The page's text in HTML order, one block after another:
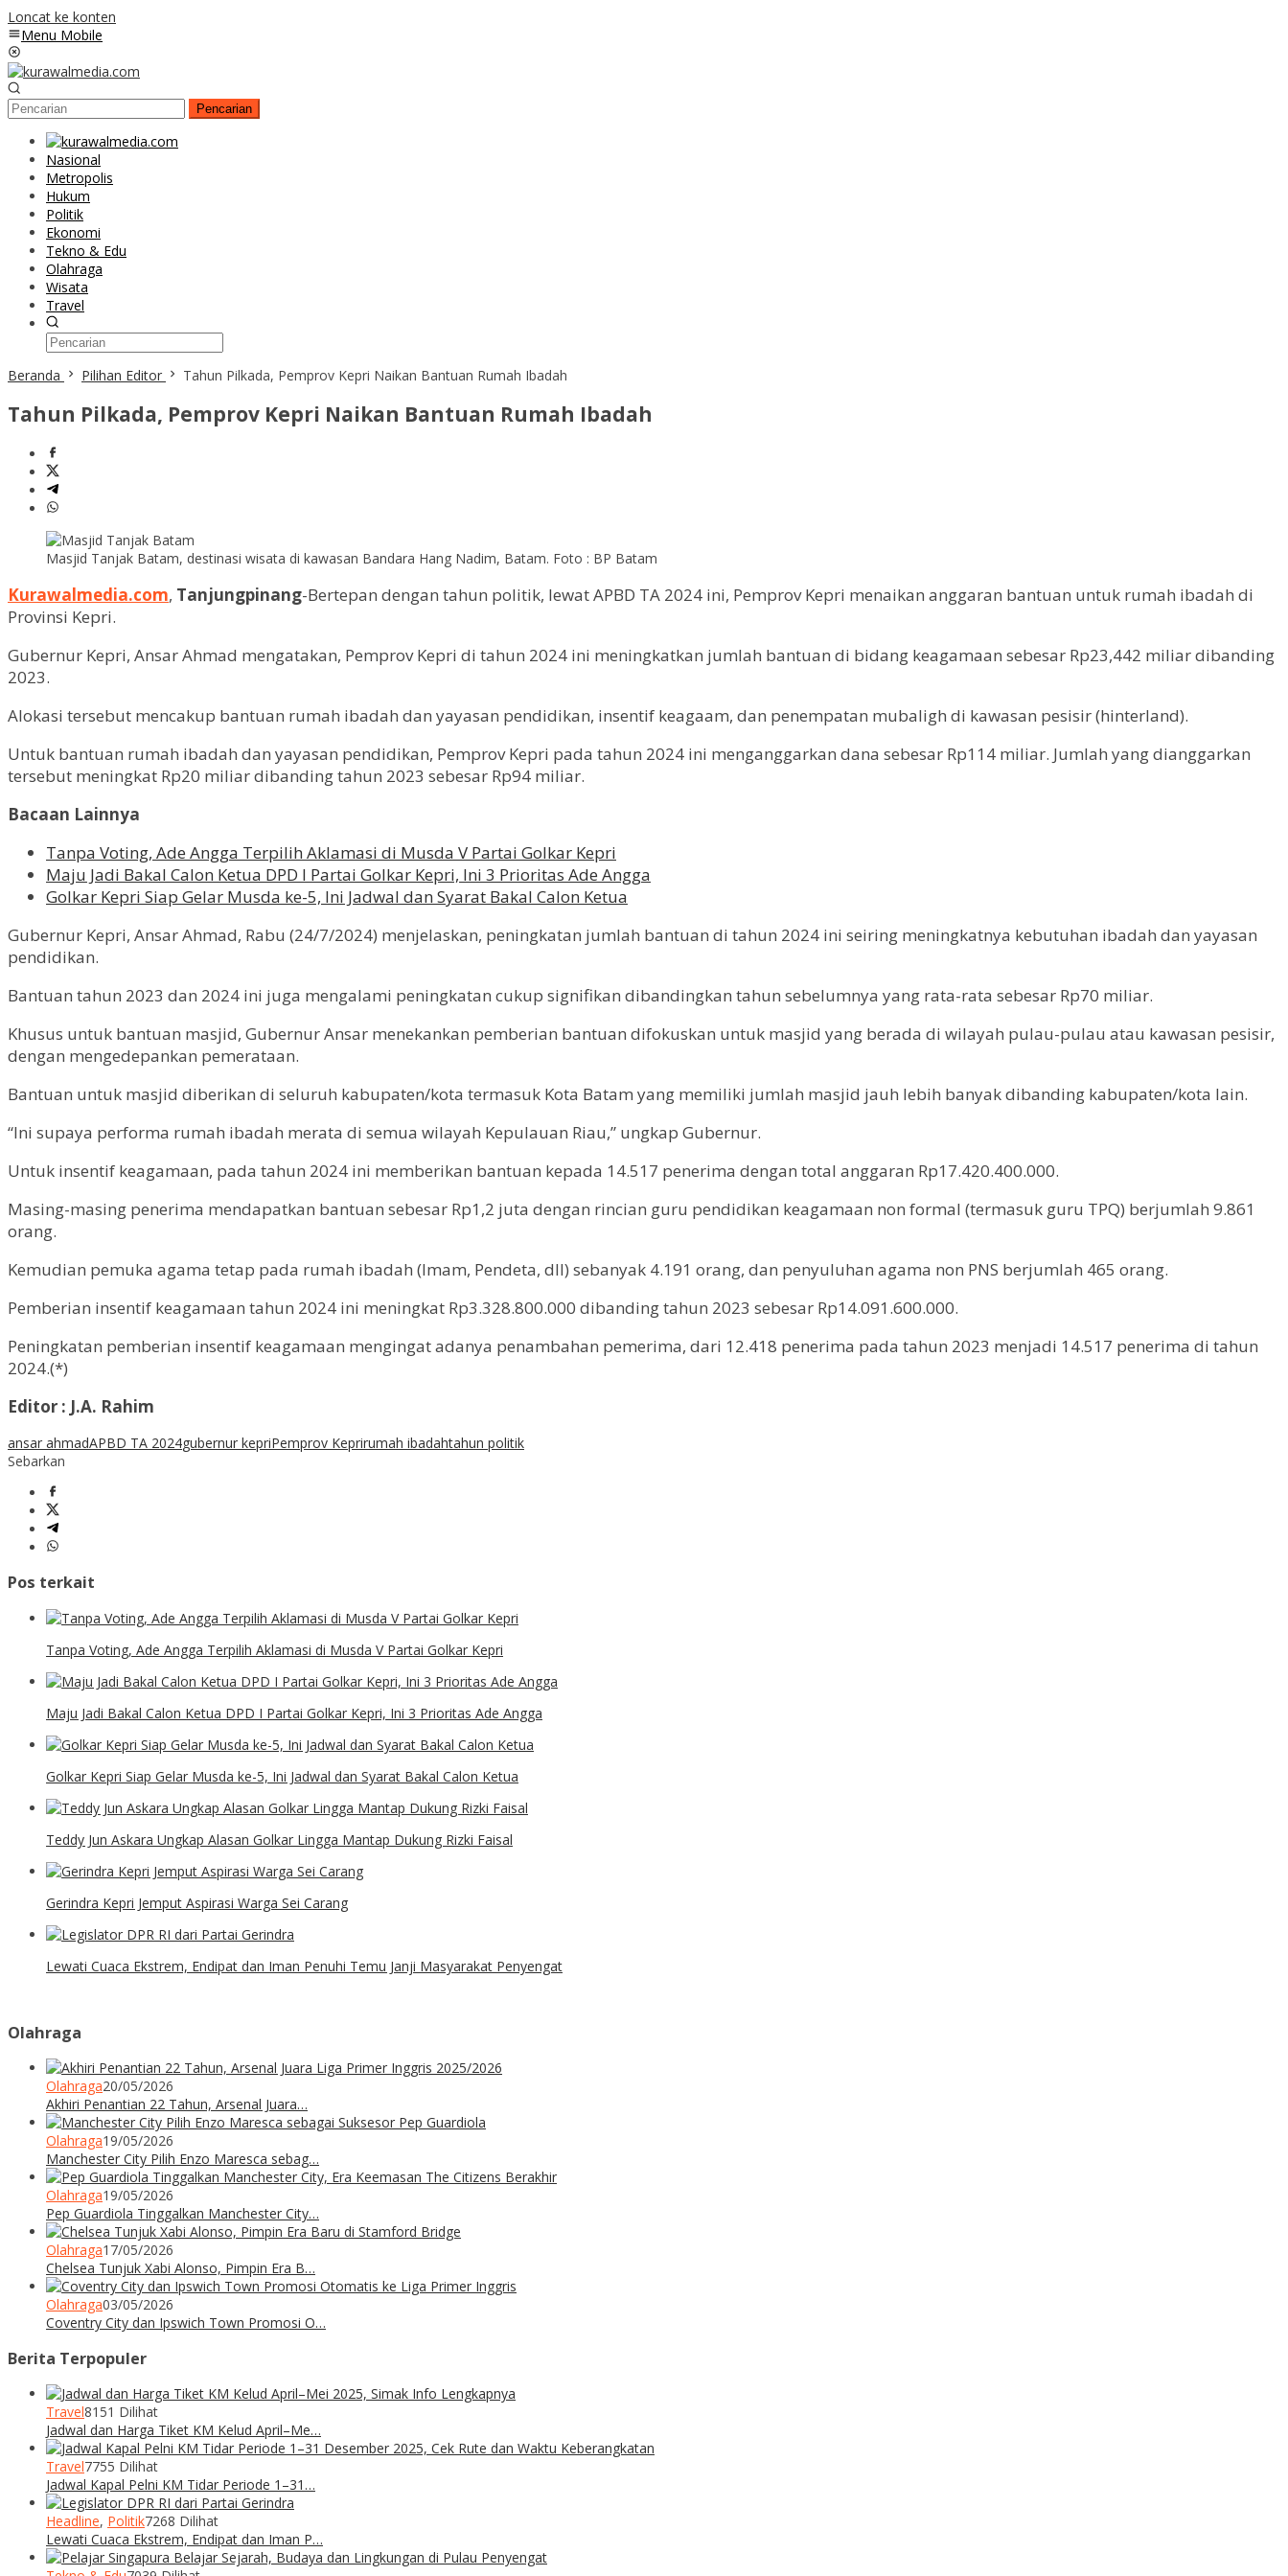
Loncat ke konten
Menu Mobile
Pencarian
Nasional
Metropolis
Hukum
Politik
Ekonomi
Tekno & Edu
Olahraga
Wisata
Travel
Beranda Pilihan Editor Tahun Pilkada, Pemprov Kepri Naikan Bantuan Rumah Ibadah
Tahun Pilkada, Pemprov Kepri Naikan Bantuan Rumah Ibadah
Masjid Tanjak Batam, destinasi wisata di kawasan Bandara Hang Nadim, Batam. Foto : BP Batam
Kurawalmedia.com, Tanjungpinang-Bertepan dengan tahun politik, lewat APBD TA 2024 ini, Pemprov Kepri menaikan anggaran bantuan untuk rumah ibadah di
Provinsi Kepri.
Gubernur Kepri, Ansar Ahmad mengatakan, Pemprov Kepri di tahun 2024 ini meningkatkan jumlah bantuan di bidang keagamaan sebesar Rp23,442 miliar dibanding
2023.
Alokasi tersebut mencakup bantuan rumah ibadah dan yayasan pendidikan, insentif keagaam, dan penempatan mubaligh di kawasan pesisir (hinterland).
Untuk bantuan rumah ibadah dan yayasan pendidikan, Pemprov Kepri pada tahun 2024 ini menganggarkan dana sebesar Rp114 miliar. Jumlah yang dianggarkan
tersebut meningkat Rp20 miliar dibanding tahun 2023 sebesar Rp94 miliar.
Bacaan Lainnya
Tanpa Voting, Ade Angga Terpilih Aklamasi di Musda V Partai Golkar Kepri
Maju Jadi Bakal Calon Ketua DPD I Partai Golkar Kepri, Ini 3 Prioritas Ade Angga
Golkar Kepri Siap Gelar Musda ke-5, Ini Jadwal dan Syarat Bakal Calon Ketua
Gubernur Kepri, Ansar Ahmad, Rabu (24/7/2024) menjelaskan, peningkatan jumlah bantuan di tahun 2024 ini seiring meningkatnya kebutuhan ibadah dan yayasan
pendidikan.
Bantuan tahun 2023 dan 2024 ini juga mengalami peningkatan cukup signifikan dibandingkan tahun sebelumnya yang rata-rata sebesar Rp70 miliar.
Khusus untuk bantuan masjid, Gubernur Ansar menekankan pemberian bantuan difokuskan untuk masjid yang berada di wilayah pulau-pulau atau kawasan pesisir,
dengan mengedepankan pemerataan.
Bantuan untuk masjid diberikan di seluruh kabupaten/kota termasuk Kota Batam yang memiliki jumlah masjid jauh lebih banyak dibanding kabupaten/kota lain.
“Ini supaya performa rumah ibadah merata di semua wilayah Kepulauan Riau,” ungkap Gubernur.
Untuk insentif keagamaan, pada tahun 2024 ini memberikan bantuan kepada 14.517 penerima dengan total anggaran Rp17.420.400.000.
Masing-masing penerima mendapatkan bantuan sebesar Rp1,2 juta dengan rincian guru pendidikan keagamaan non formal (termasuk guru TPQ) berjumlah 9.861
orang.
Kemudian pemuka agama tetap pada rumah ibadah (Imam, Pendeta, dll) sebanyak 4.191 orang, dan penyuluhan agama non PNS berjumlah 465 orang.
Pemberian insentif keagamaan tahun 2024 ini meningkat Rp3.328.800.000 dibanding tahun 2023 sebesar Rp14.091.600.000.
Peningkatan pemberian insentif keagamaan mengingat adanya penambahan pemerima, dari 12.418 penerima pada tahun 2023 menjadi 14.517 penerima di tahun
2024.(*)
Editor : J.A. Rahim
ansar ahmadAPBD TA 2024gubernur kepriPemprov Keprirumah ibadahtahun politik
Sebarkan
Pos terkait
Tanpa Voting, Ade Angga Terpilih Aklamasi di Musda V Partai Golkar Kepri
Maju Jadi Bakal Calon Ketua DPD I Partai Golkar Kepri, Ini 3 Prioritas Ade Angga
Golkar Kepri Siap Gelar Musda ke-5, Ini Jadwal dan Syarat Bakal Calon Ketua
Teddy Jun Askara Ungkap Alasan Golkar Lingga Mantap Dukung Rizki Faisal
Gerindra Kepri Jemput Aspirasi Warga Sei Carang
Lewati Cuaca Ekstrem, Endipat dan Iman Penuhi Temu Janji Masyarakat Penyengat
Olahraga
Olahraga20/05/2026
Akhiri Penantian 22 Tahun, Arsenal Juara…
Olahraga19/05/2026
Manchester City Pilih Enzo Maresca sebag…
Olahraga19/05/2026
Pep Guardiola Tinggalkan Manchester City…
Olahraga17/05/2026
Chelsea Tunjuk Xabi Alonso, Pimpin Era B…
Olahraga03/05/2026
Coventry City dan Ipswich Town Promosi O…
Berita Terpopuler
Travel8151 Dilihat
Jadwal dan Harga Tiket KM Kelud April–Me…
Travel7755 Dilihat
Jadwal Kapal Pelni KM Tidar Periode 1–31…
Headline, Politik7268 Dilihat
Lewati Cuaca Ekstrem, Endipat dan Iman P…